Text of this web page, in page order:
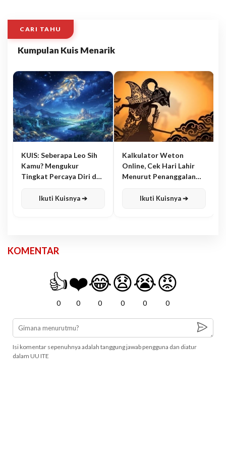
CARI TAHU
Kumpulan Kuis Menarik
KUIS: Seberapa Leo Sih
Kamu? Mengukur
Tingkat Percaya Diri dan
Ikuti Kuisnya ➔
Kalkulator Weton
Online, Cek Hari Lahir
Menurut Penanggalan
Ikuti Kuisnya ➔
KOMENTAR
👍
0
❤️
0
😂
0
😧
0
😭
0
😡
0
Isi komentar sepenuhnya adalah tanggung jawab pengguna dan diatur
dalam UU ITE